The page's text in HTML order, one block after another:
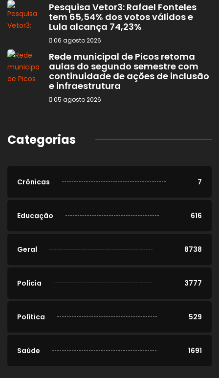
Pesquisa Vetor3: Rafael Fonteles
tem 65,54% dos votos válidos e
Lula alcança 74,23%
06 agosto 2026
Rede municipal de Picos retoma
aulas do segundo semestre com
continuidade de ações de inclusão
e infraestrutura
05 agosto 2026
Categorias
Crônicas 7
Educação 616
Geral 8738
Polícia 3777
Política 529
Saúde 1691